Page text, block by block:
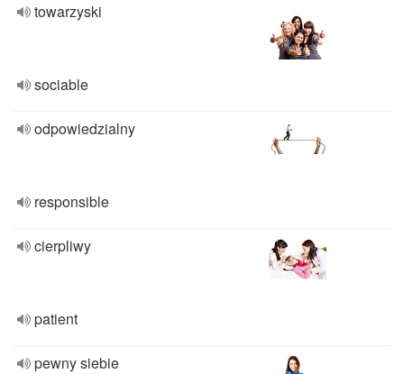
towarzyski
sociable
odpowiedzialny
responsible
cierpliwy
patient
pewny siebie